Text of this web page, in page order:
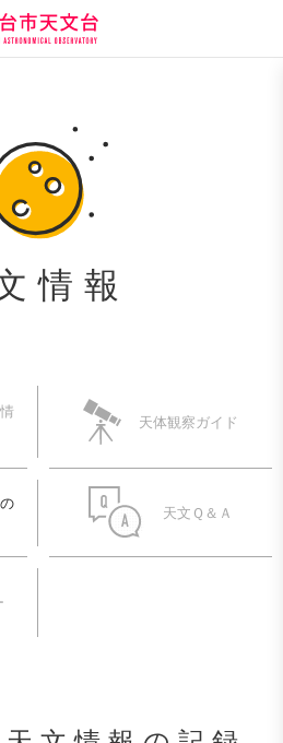
情報
天体観察ガイド
天文Ｑ＆Ａ